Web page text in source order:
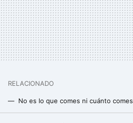
RELACIONADO